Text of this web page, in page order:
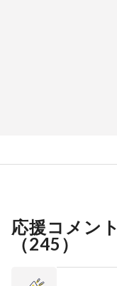
応援コメント
（245 ）